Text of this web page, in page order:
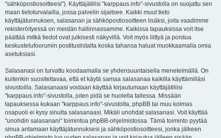
"sähköpostiosoitteesi"). Käyttäjätilisi "karppaus.info"-sivustolla on suojattu sen
maan tietoturvalailla, jossa palvelin sijaitsee. Kaikki muut tieto
käyttäjätunnuksen, salasanan ja sähköpostiosoitteen lisäksi, joita vaadimme
rekisteröityessä on meidän hallinnassamme. Kaikissa tapauksissa voit itse
päättää mitkä tiedot ovat julkisesti näkyvillä. Voit myös liittyä ja poistua
keskustelufoorumin postituslistalta koska tahansa haluat muokkaamalla omia
asetuksiasi.
Salasanasi on turvattu koodaamalla se yhdensuuntaisella menetelmällä. On
kuitenkin suositeltavaa, että et käytä samaa salasanaa kaikilla käyttämilläsi
sivustoilla. Salasanaasi voidaan käyttää kirjautumaan käyttäjätiliisi
"karppaus.info"-sivustolla, joten pidä se huolella tallessa. Missään
tapauksessa kukaan "karppaus.info"-sivustolta, phpBB tai muu kolmas
osapuoli ei kysy sinulta salasanaasi. Mikäli unohdat salasanasi. Voit käyttää
"unohdin salasanani" toimintoa phpBB-ohjelmistossa. Tämä toiminto pyytää
sinua antamaan käyttäjätunnuksesi ja sähköpostiosoitteesi, jonka jälkeen